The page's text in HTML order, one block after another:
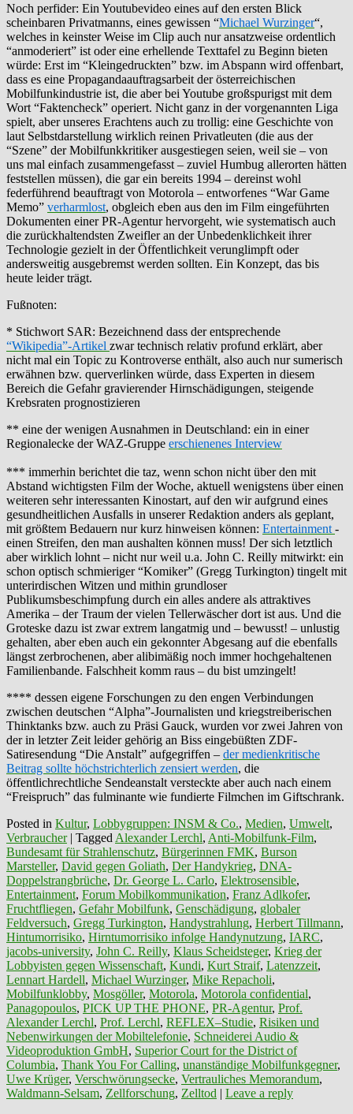
Noch perfider: Ein Youtubevideo eines auf den ersten Blick
scheinbaren Privatmanns, eines gewissen “Michael Wurzinger“,
welches in keinster Weise im Clip auch nur ansatzweise ordentlich
“anmoderiert” ist oder eine erhellende Texttafel zu Beginn bieten
würde: Erst im “Kleingedruckten” bzw. im Abspann wird offenbart,
dass es eine Propagandaauftragsarbeit der österreichischen
Mobilfunkindustrie ist, die aber bei Youtube großspurigst mit dem
Wort “Faktencheck” operiert. Nicht ganz in der vorgenannten Liga
spielt, aber unseres Erachtens auch zu trollig: eine Geschichte von
laut Selbstdarstellung wirklich reinen Privatleuten (die aus der
“Szene” der Mobilfunkkritiker ausgestiegen seien, weil sie – von
uns mal einfach zusammengefasst – zuviel Humbug allerorten hätten
feststellen müssen), die gar ein bereits 1994 – dereinst wohl
federführend beauftragt von Motorola – entworfenes “War Game
Memo” verharmlost, obgleich eben aus den im Film eingeführten
Dokumenten einer PR-Agentur hervorgeht, wie systematisch auch
die zurückhaltendsten Zweifler an der Unbedenklichkeit ihrer
Technologie gezielt in der Öffentlichkeit verunglimpft oder
andersweitig ausgebremst werden sollten. Ein Konzept, das bis
heute leider trägt.
Fußnoten:
* Stichwort SAR: Bezeichnend dass der entsprechende
“Wikipedia”-Artikel zwar technisch relativ profund erklärt, aber
nicht mal ein Topic zu Kontroverse enthält, also auch nur sumerisch
erwähnen bzw. querverlinken würde, dass Experten in diesem
Bereich die Gefahr gravierender Hirnschädigungen, steigende
Krebsraten prognostizieren
** eine der wenigen Ausnahmen in Deutschland: ein in einer
Regionalecke der WAZ-Gruppe erschienenes Interview
*** immerhin berichtet die taz, wenn schon nicht über den mit
Abstand wichtigsten Film der Woche, aktuell wenigstens über einen
weiteren sehr interessanten Kinostart, auf den wir aufgrund eines
gesundheitlichen Ausfalls in unserer Redaktion anders als geplant,
mit größtem Bedauern nur kurz hinweisen können: Entertainment -
einen Streifen, den man aushalten können muss! Der sich letztlich
aber wirklich lohnt – nicht nur weil u.a. John C. Reilly mitwirkt: ein
schon optisch schmieriger “Komiker” (Gregg Turkington) tingelt mit
unterirdischen Witzen und mithin grundloser
Publikumsbeschimpfung durch ein alles andere als attraktives
Amerika – der Traum der vielen Tellerwäscher dort ist aus. Und die
Groteske dazu ist zwar extrem langatmig und – bewusst! – unlustig
gehalten, aber eben auch ein gekonnter Abgesang auf die ebenfalls
längst zerbrochenen, aber alibimäßig noch immer hochgehaltenen
Familienbande. Falschheit komm raus – du bist umzingelt!
**** dessen eigene Forschungen zu den engen Verbindungen
zwischen deutschen “Alpha”-Journalisten und kriegstreiberischen
Thinktanks bzw. auch zu Präsi Gauck, wurden vor zwei Jahren von
der in letzter Zeit leider gehörig an Biss eingebüßten ZDF-
Satiresendung “Die Anstalt” aufgegriffen – der medienkritische
Beitrag sollte höchstrichterlich zensiert werden, die
öffentlichrechtliche Sendeanstalt versteckte aber auch nach einem
“Freispruch” das fulminante wie fundierte Filmchen im Giftschrank.
Posted in Kultur, Lobbygruppen: INSM & Co., Medien, Umwelt,
Verbraucher | Tagged Alexander Lerchl, Anti-Mobilfunk-Film,
Bundesamt für Strahlenschutz, Bürgerinnen FMK, Burson
Marsteller, David gegen Goliath, Der Handykrieg, DNA-
Doppelstrangbrüche, Dr. George L. Carlo, Elektrosensible,
Entertainment, Forum Mobilkommunikation, Franz Adlkofer,
Fruchtfliegen, Gefahr Mobilfunk, Genschädigung, globaler
Feldversuch, Gregg Turkington, Handystrahlung, Herbert Tillmann,
Hintumorrisiko, Hirntumorrisiko infolge Handynutzung, IARC,
jacobs-university, John C. Reilly, Klaus Scheidsteger, Krieg der
Lobbyisten gegen Wissenschaft, Kundi, Kurt Straif, Latenzzeit,
Lennart Hardell, Michael Wurzinger, Mike Repacholi,
Mobilfunklobby, Mosgöller, Motorola, Motorola confidential,
Panagopoulos, PICK UP THE PHONE, PR-Agentur, Prof.
Alexander Lerchl, Prof. Lerchl, REFLEX–Studie, Risiken und
Nebenwirkungen der Mobiltelefonie, Schneiderei Audio &
Videoproduktion GmbH, Superior Court for the District of
Columbia, Thank You For Calling, unanständige Mobilfunkgegner,
Uwe Krüger, Verschwörungsecke, Vertrauliches Memorandum,
Waldmann-Selsam, Zellforschung, Zelltod | Leave a reply